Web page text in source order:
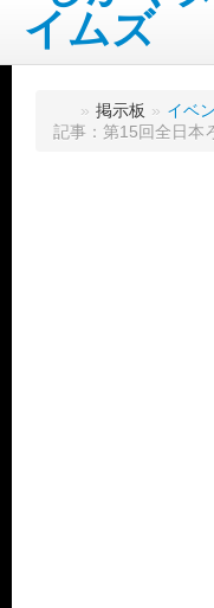
» 掲示板 » イベ
記事：第15回全日本